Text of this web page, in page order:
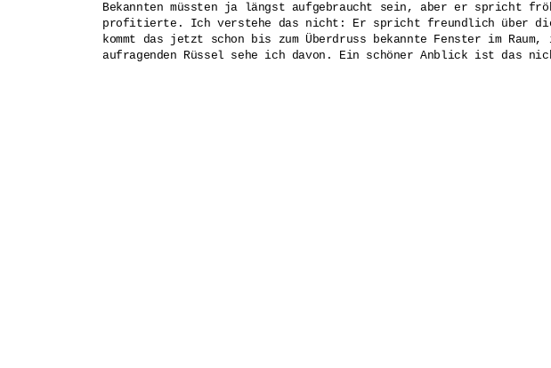
Bekannten müssten ja längst aufgebraucht sein, aber er spricht
profitierte. Ich verstehe das nicht: Er spricht freundlich über die
kommt das jetzt schon bis zum Überdruss bekannte Fenster im
aufragenden Rüssel sehe ich davon. Ein schöner Anblick ist das